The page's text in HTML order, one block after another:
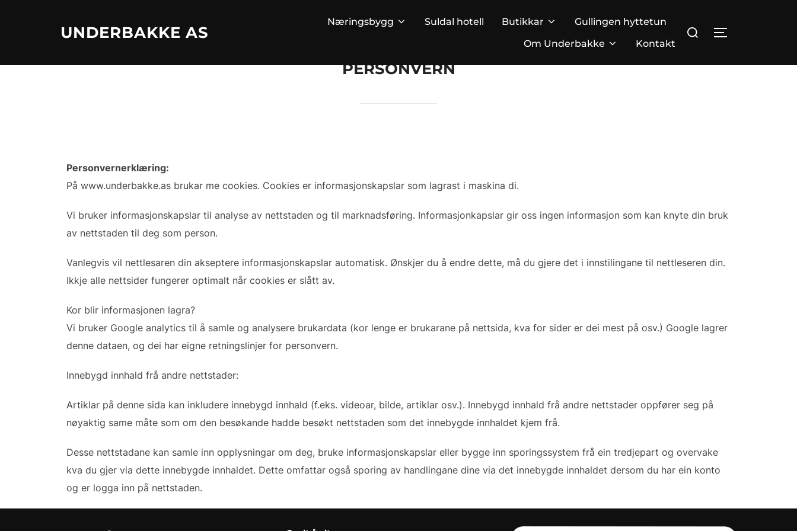
UNDERBAKKE AS
Næringsbygg Suldal hotell Butikkar
Gullingen hyttetun
Om Underbakke
Kontakt
Search
TOGGLE
PERSONVERN
Personvernerklæring:
På www.underbakke.as brukar me cookies. Cookies er informasjonskapslar som lagrast i maskina di.
Vi bruker informasjonskapslar til analyse av nettstaden og til marknadsføring. Informasjonkapslar gir oss ingen informasjon som kan knyte din bruk
av nettstaden til deg som person.
Vanlegvis vil nettlesaren din akseptere informasjonskapslar automatisk. Ønskjer du å endre dette, må du gjere det i innstilingane til nettleseren din.
Ikkje alle nettsider fungerer optimalt når cookies er slått av.
Kor blir informasjonen lagra?
Vi bruker Google analytics til å samle og analysere brukardata (kor lenge er brukarane på nettsida, kva for sider er dei mest på osv.) Google lagrer
denne dataen, og dei har eigne retningslinjer for personvern.
Innebygd innhald frå andre nettstader:
Artiklar på denne sida kan inkludere innebygd innhald (f.eks. videoar, bilde, artiklar osv.). Innebygd innhald frå andre nettstader oppfører seg på
nøyaktig same måte som om den besøkande hadde besøkt nettstaden som det innebygde innhaldet kjem frå.
Desse nettstadane kan samle inn opplysningar om deg, bruke informasjonskapslar eller bygge inn sporingssystem frå ein tredjepart og overvake
kva du gjer via dette innebygde innhaldet. Dette omfattar også sporing av handlingane dine via det innebygde innhaldet dersom du har ein konto
og er logga inn på nettstaden.